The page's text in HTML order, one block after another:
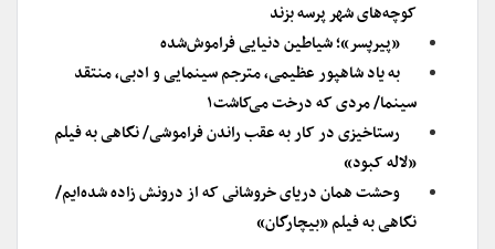
کوچه‌های شهر پرسه بزند
«پیرپسر»؛ شیاطین دنیایی فراموش‌شده
به یاد شاهپور عظیمی، مترجم سینمایی و ادبی، منتقد
سینما/ مردی که درخت می‌کاشت۱
رستاخیزی در کار به عقب راندن فراموشی/ نگاهی به فیلم
«لاله کبود»
وحشت همان دریای خروشانی که از درونش زاده شده‌ایم/
نگاهی به فیلم «بیچارگان»